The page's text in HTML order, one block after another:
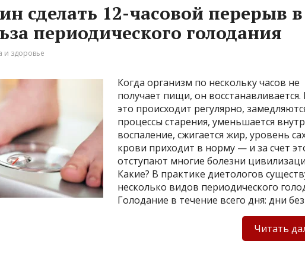
сделать 12-часовой перерыв в
периодического голодания
и здоровье
Когда организм по нескольку часов не
получает пищи, он восстанавливается.
это происходит регулярно,
процессы старения, уменьшается
воспаление, сжигается жир, уровень
крови приходит в норму — и за счет
отступают многие болезни
Какие? В практике диетологов
несколько видов периодического
Голодание в течение всего дня: дни
Читать